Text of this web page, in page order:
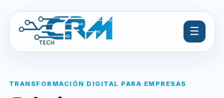
☰
TRANSFORMACIÓN DIGITAL PARA EMPRESAS